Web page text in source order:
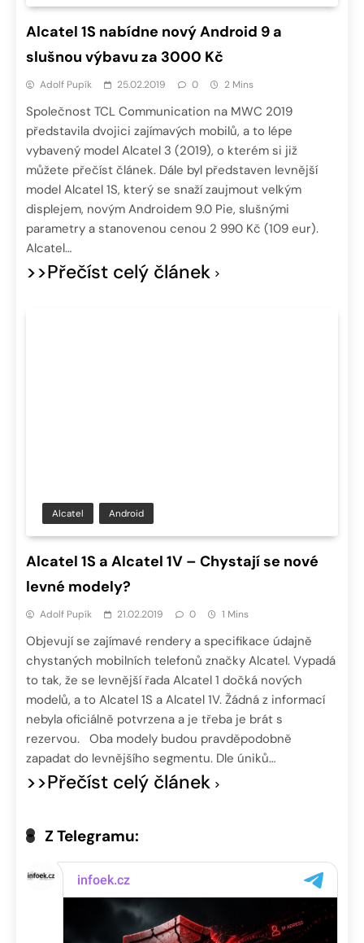
Alcatel 1S nabídne nový Android 9 a
slušnou výbavu za 3000 Kč
Adolf Pupík 25.02.2019 0 2 Mins
Společnost TCL Communication na MWC 2019
představila dvojici zajímavých mobilů, a to lépe
vybavený model Alcatel 3 (2019), o kterém si již
můžete přečíst článek. Dále byl představen levnější
model Alcatel 1S, který se snaží zaujmout velkým
displejem, novým Androidem 9.0 Pie, slušnými
parametry a stanovenou cenou 2 990 Kč (109 eur).
Alcatel…
>>Přečíst celý článek
Alcatel Android
Alcatel 1S a Alcatel 1V – Chystají se nové
levné modely?
Adolf Pupík 21.02.2019 0 1 Mins
Objevují se zajímavé rendery a specifikace údajně
chystaných mobilních telefonů značky Alcatel. Vypadá
to tak, že se levnější řada Alcatel 1 dočká nových
modelů, a to Alcatel 1S a Alcatel 1V. Žádná z informací
nebyla oficiálně potvrzena a je třeba je brát s
rezervou. Oba modely budou pravděpodobně
zapadat do levnějšího segmentu. Dle úniků…
>>Přečíst celý článek
Z Telegramu: